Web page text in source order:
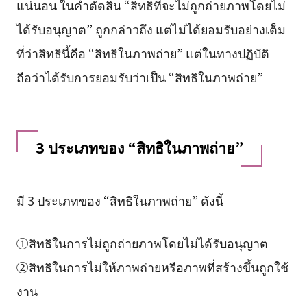
แน่นอน ในคำตัดสิน “สิทธิที่จะไม่ถูกถ่ายภาพโดยไม่
ได้รับอนุญาต” ถูกกล่าวถึง แต่ไม่ได้ยอมรับอย่างเต็ม
ที่ว่าสิทธินี้คือ “สิทธิในภาพถ่าย” แต่ในทางปฏิบัติ
ถือว่าได้รับการยอมรับว่าเป็น “สิทธิในภาพถ่าย”
3 ประเภทของ “สิทธิในภาพถ่าย”
มี 3 ประเภทของ “สิทธิในภาพถ่าย” ดังนี้
①สิทธิในการไม่ถูกถ่ายภาพโดยไม่ได้รับอนุญาต
②สิทธิในการไม่ให้ภาพถ่ายหรือภาพที่สร้างขึ้นถูกใช้
งาน